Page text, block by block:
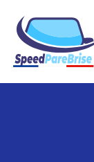
content
Speed Pare-